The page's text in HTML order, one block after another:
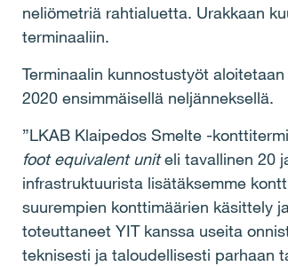
neliömetriä rahtialuetta. Urakkaan
terminaaliin.
Terminaalin kunnostustyöt
2020 ensimmäisellä neljänneksellä.
”LKAB Klaipedos Smelte
foot equivalent uniteli tavallinen 20
infrastruktuurista lisätäksemme
suurempien konttimäärien käsittely
toteuttaneet YIT kanssa useita
teknisesti ja taloudellisesti parhaan